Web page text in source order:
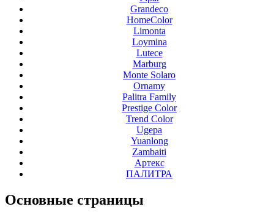
Grandeco
HomeColor
Limonta
Loymina
Lutece
Marburg
Monte Solaro
Ornamy
Palitra Family
Prestige Color
Trend Color
Ugepa
Yuanlong
Zambaiti
Артекс
ПАЛИТРА
Основные страницы